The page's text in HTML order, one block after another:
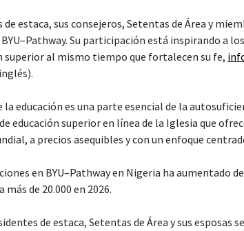
estaca, sus consejeros, Setentas de Área y
Su participación está inspirando a
superior al mismo tiempo que fortalecen su fe,
la educación es una parte esencial de la
educación superior en línea de la Iglesia que
a precios asequibles y con un enfoque
en BYU–Pathway en Nigeria ha aumentado
de 20.000 en 2026.
de estaca, Setentas de Área y sus esposas